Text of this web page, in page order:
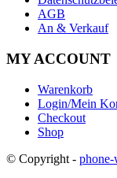
AGB
An & Verkauf
MY ACCOUNT
Warenkorb
Login/Mein
Checkout
Shop
© Copyright -